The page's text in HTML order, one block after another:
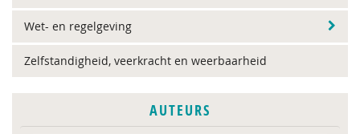
Wet- en regelgeving
Zelfstandigheid, veerkracht en weerbaarheid
AUTEURS